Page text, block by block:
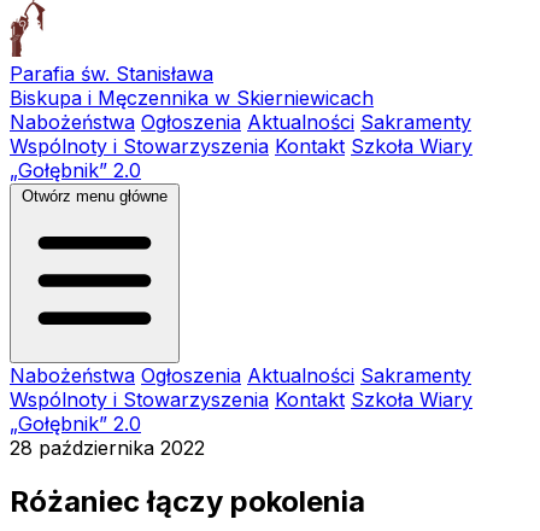
Parafia św. Stanisława
Biskupa i Męczennika w Skierniewicach
Nabożeństwa Ogłoszenia Aktualności Sakramenty
Wspólnoty i Stowarzyszenia Kontakt Szkoła Wiary
„Gołębnik” 2.0
Otwórz menu główne
Nabożeństwa Ogłoszenia Aktualności Sakramenty
Wspólnoty i Stowarzyszenia Kontakt Szkoła Wiary
„Gołębnik” 2.0
28 października 2022
Różaniec łączy pokolenia